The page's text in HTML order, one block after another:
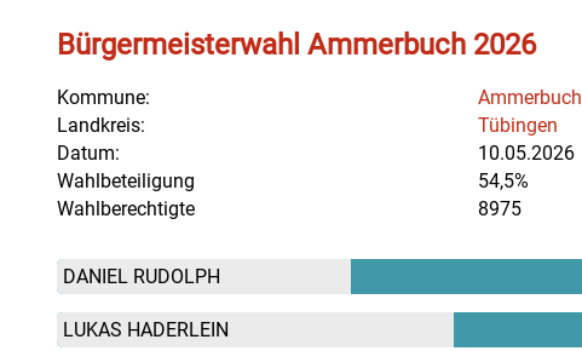
Bürgermeisterwahl Ammerbuch 2026
Kommune:
Ammerbuch
Landkreis:
Tübingen
Datum:
10.05.2026
Wahlbeteiligung
54,5%
Wahlberechtigte
8975
DANIEL RUDOLPH
LUKAS HADERLEIN